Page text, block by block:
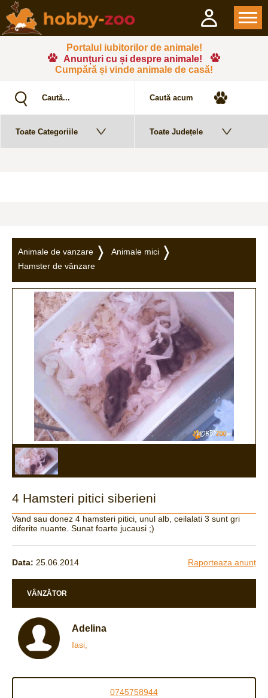
Portalul iubitorilor de animale!
Anunțuri cu și despre animale!
Cumpără și vinde animale de casă!
Animale de vanzare
Animale mici
Hamster de vânzare
4 Hamsteri pitici siberieni
Vand sau donez 4 hamsteri pitici, unul alb, ceilalati 3 sunt gri
diferite nuante. Sunat foarte jucausi ;)
Data: 25.06.2014 Raporteaza anunț
VÂNZĂTOR
Adelina
Iasi,
0745758944